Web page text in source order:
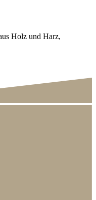
Holz und Harz,